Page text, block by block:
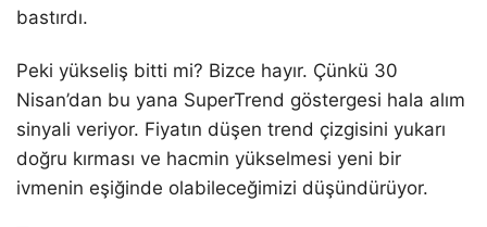
bastırdı.
Peki yükseliş bitti mi? Bizce hayır. Çünkü 30
Nisan’dan bu yana SuperTrend göstergesi hala alım
sinyali veriyor. Fiyatın düşen trend çizgisini yukarı
doğru kırması ve hacmin yükselmesi yeni bir
ivmenin eşiğinde olabileceğimizi düşündürüyor.